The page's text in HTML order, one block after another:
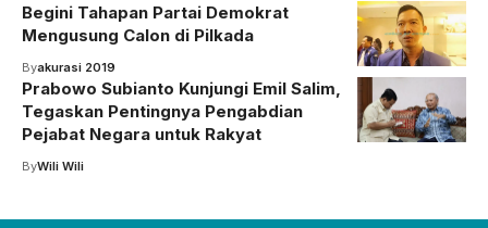
Begini Tahapan Partai Demokrat
Mengusung Calon di Pilkada
Byakurasi 2019
Prabowo Subianto Kunjungi Emil Salim,
Tegaskan Pentingnya Pengabdian
Pejabat Negara untuk Rakyat
ByWili Wili